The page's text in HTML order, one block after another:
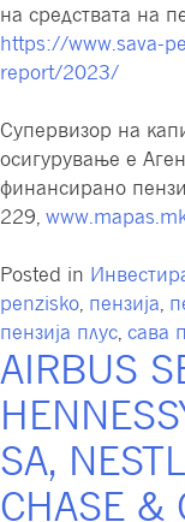
на средствата на
https://www.sava-
report/2023/
Супервизор на
осигурување е
финансирано
229,
Posted in
penzisko, пензија,
пензија плус, сава
AIRBUS
SA,
CHASE &